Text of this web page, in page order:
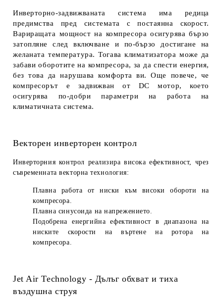
Инверторно-задвижваната система има редица
предимства пред системата с постаянна скорост.
Вариращата мощност на компресора осигурява бързо
затопляне след включване и по-бързо достигане на
желаната температура. Тогава климатизатора може да
забави оборотите на компресора, за да спести енергия,
без това да нарушава комфорта ви. Още повече, че
компресорът е задвижван от DC мотор, което
осигурява по-добри параметри на работа на
климатичната система.
Векторен инверторен контрол
Инверторния контрол реализира висока ефективност, чрез
съвременната векторна технология:
Плавна работа от ниски към високи обороти на
компресора.
Плавна синусоида на напрежението.
Подобрена енергийна ефективност в диапазона на
ниските скорости на въртене на ротора на
компресора.
Jet Air Technology - Дълъг обхват и тиха
въздушна струя